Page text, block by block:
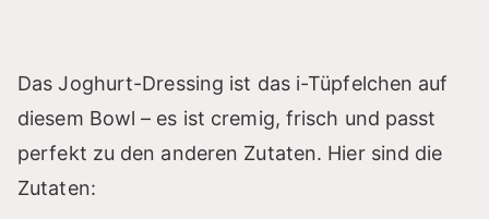
Das Joghurt-Dressing ist das i-Tüpfelchen auf
diesem Bowl – es ist cremig, frisch und passt
perfekt zu den anderen Zutaten. Hier sind die
Zutaten: